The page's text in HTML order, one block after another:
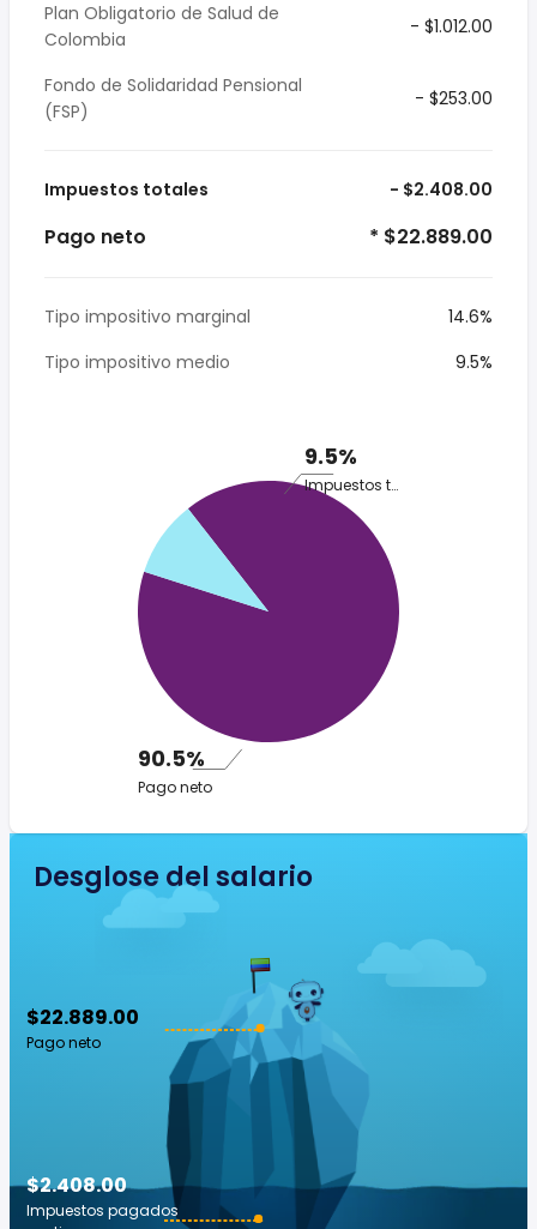
Plan Obligatorio de Salud de
Colombia
- $1.012.00
Fondo de Solidaridad Pensional
(FSP)
- $253.00
Impuestos totales - $2.408.00
Pago neto * $22.889.00
Tipo impositivo marginal
14.6%
Tipo impositivo medio
9.5%
9.5%
Impuestos totales
90.5%
Pago neto
Desglose del salario
$22.889.00
Pago neto
$2.408.00
Impuestos pagados